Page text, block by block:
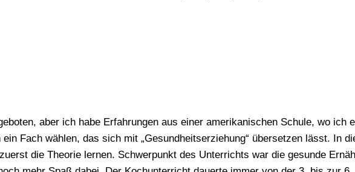
aber ich habe Erfahrungen aus einer amerikanischen Schule, wo ich
Fach wählen, das sich mit „Gesundheitserziehung“ übersetzen lässt. In
die Theorie lernen. Schwerpunkt des Unterrichts war die gesunde